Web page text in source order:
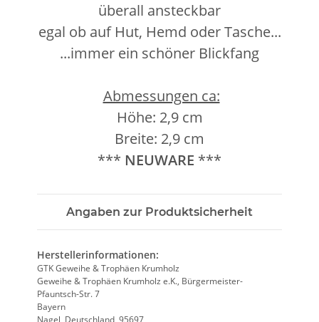
überall ansteckbar
egal ob auf Hut, Hemd oder Tasche...
...immer ein schöner Blickfang
Abmessungen ca:
Höhe: 2,9 cm
Breite: 2,9 cm
*** NEUWARE ***
Angaben zur Produktsicherheit
Herstellerinformationen:
GTK Geweihe & Trophäen Krumholz
Geweihe & Trophäen Krumholz e.K., Bürgermeister-
Pfauntsch-Str. 7
Bayern